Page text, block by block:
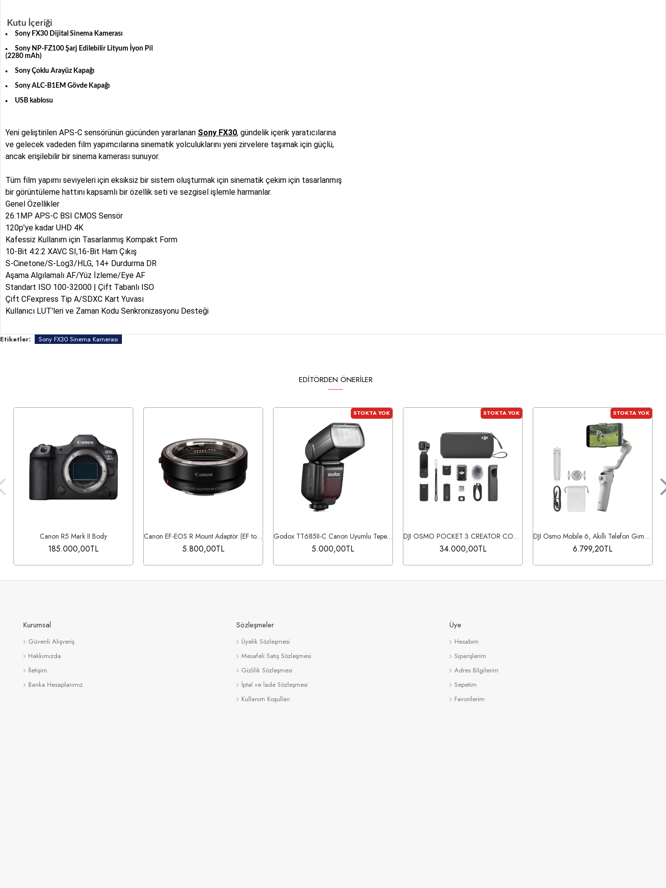
Kutu İçeriği
Sony FX30 Dijital Sinema Kamerası
Sony NP-FZ100 Şarj Edilebilir Lityum İyon Pil
(2280 mAh)
Sony Çoklu Arayüz Kapağı
Sony ALC-B1EM Gövde Kapağı
USB kablosu
Yeni geliştirilen APS-C sensörünün gücünden yararlanan Sony FX30, gündelik içerik yaratıcılarına
ve gelecek vadeden film yapımcılarına sinematik yolculuklarını yeni zirvelere taşımak için güçlü,
ancak erişilebilir bir sinema kamerası sunuyor.
Tüm film yapımı seviyeleri için eksiksiz bir sistem oluşturmak için sinematik çekim için tasarlanmış
bir görüntüleme hattını kapsamlı bir özellik seti ve sezgisel işlemle harmanlar.
Genel Özellikler
26.1MP APS-C BSI CMOS Sensör
120p'ye kadar UHD 4K
Kafessiz Kullanım için Tasarlanmış Kompakt Form
10-Bit 4:2:2 XAVC SI,16-Bit Ham Çıkış
S-Cinetone/S-Log3/HLG, 14+ Durdurma DR
Aşama Algılamalı AF/Yüz İzleme/Eye AF
Standart ISO 100-32000 | Çift Tabanlı ISO
Çift CFexpress Tip A/SDXC Kart Yuvası
Kullanıcı LUT'leri ve Zaman Kodu Senkronizasyonu Desteği
Etiketler: Sony FX30 Sinema Kamerası
EDITÖRDEN ÖNERILER
Canon R5 Mark II Body
185.000,00TL
Canon EF-EOS R Mount Adaptör (EF to RF)
5.800,00TL
STOKTA YOK
Godox TT685II-C Canon Uyumlu Tepe Flaşı
5.000,00TL
STOKTA YOK
DJI OSMO POCKET 3 CREATOR COMBO
34.000,00TL
STOKTA YOK
DJI Osmo Mobile 6, Akıllı Telefon Gimbal Sabitleyici, Dahili Uzatma Çubuğu, Platinum Gri
6.799,20TL
Kurumsal
Güvenli Alışveriş
Hakkımızda
İletişim
Banka Hesaplarımız
Sözleşmeler
Üyelik Sözleşmesi
Mesafeli Satış Sözleşmesi
Gizlilik Sözleşmesi
İptal ve İade Sözleşmesi
Kullanım Koşulları
Üye
Hesabım
Siparişlerim
Adres Bilgilerim
Sepetim
Favorilerim